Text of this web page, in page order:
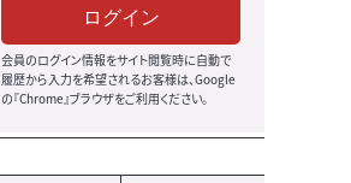
ログイン
会員のログイン情報をサイト閲覧時に自動で
履歴から入力を希望されるお客様は、Google
の『Chrome』ブラウザをご利用ください。